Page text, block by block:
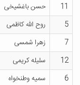
11
حسن باغشیخی
5
روح الله کاظمی
7
زهرا شمسی
12
سلیله کریمی
6
سمیه وطنخواه